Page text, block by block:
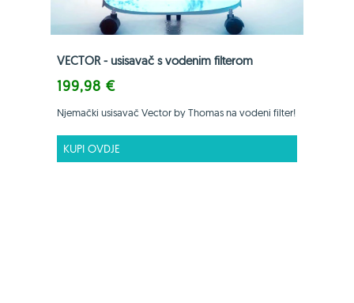
VECTOR - usisavač s vodenim filterom
199,98 €
Njemački usisavač Vector by Thomas na vodeni filter!
KUPI OVDJE